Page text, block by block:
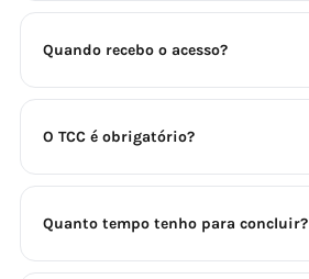
Quando recebo o acesso?
O TCC é obrigatório?
Quanto tempo tenho para concluir?